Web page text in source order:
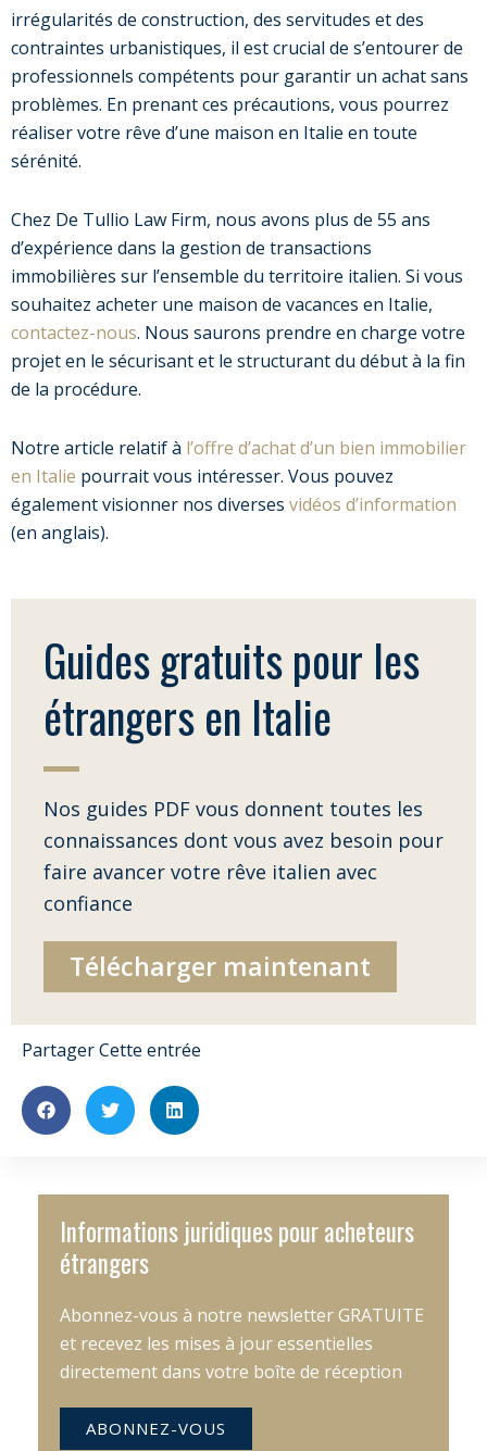
irrégularités de construction, des servitudes et des
contraintes urbanistiques, il est crucial de s’entourer de
professionnels compétents pour garantir un achat sans
problèmes. En prenant ces précautions, vous pourrez
réaliser votre rêve d’une maison en Italie en toute
sérénité.
Chez De Tullio Law Firm, nous avons plus de 55 ans
d’expérience dans la gestion de transactions
immobilières sur l’ensemble du territoire italien. Si vous
souhaitez acheter une maison de vacances en Italie,
contactez-nous. Nous saurons prendre en charge votre
projet en le sécurisant et le structurant du début à la fin
de la procédure.
Notre article relatif à l’offre d’achat d’un bien immobilier
en Italie pourrait vous intéresser. Vous pouvez
également visionner nos diverses vidéos d’information
(en anglais).
Guides gratuits pour les
étrangers en Italie
Nos guides PDF vous donnent toutes les
connaissances dont vous avez besoin pour
faire avancer votre rêve italien avec
confiance
Télécharger maintenant
Partager Cette entrée
Informations juridiques pour acheteurs
étrangers
Abonnez-vous à notre newsletter GRATUITE
et recevez les mises à jour essentielles
directement dans votre boîte de réception
ABONNEZ-VOUS